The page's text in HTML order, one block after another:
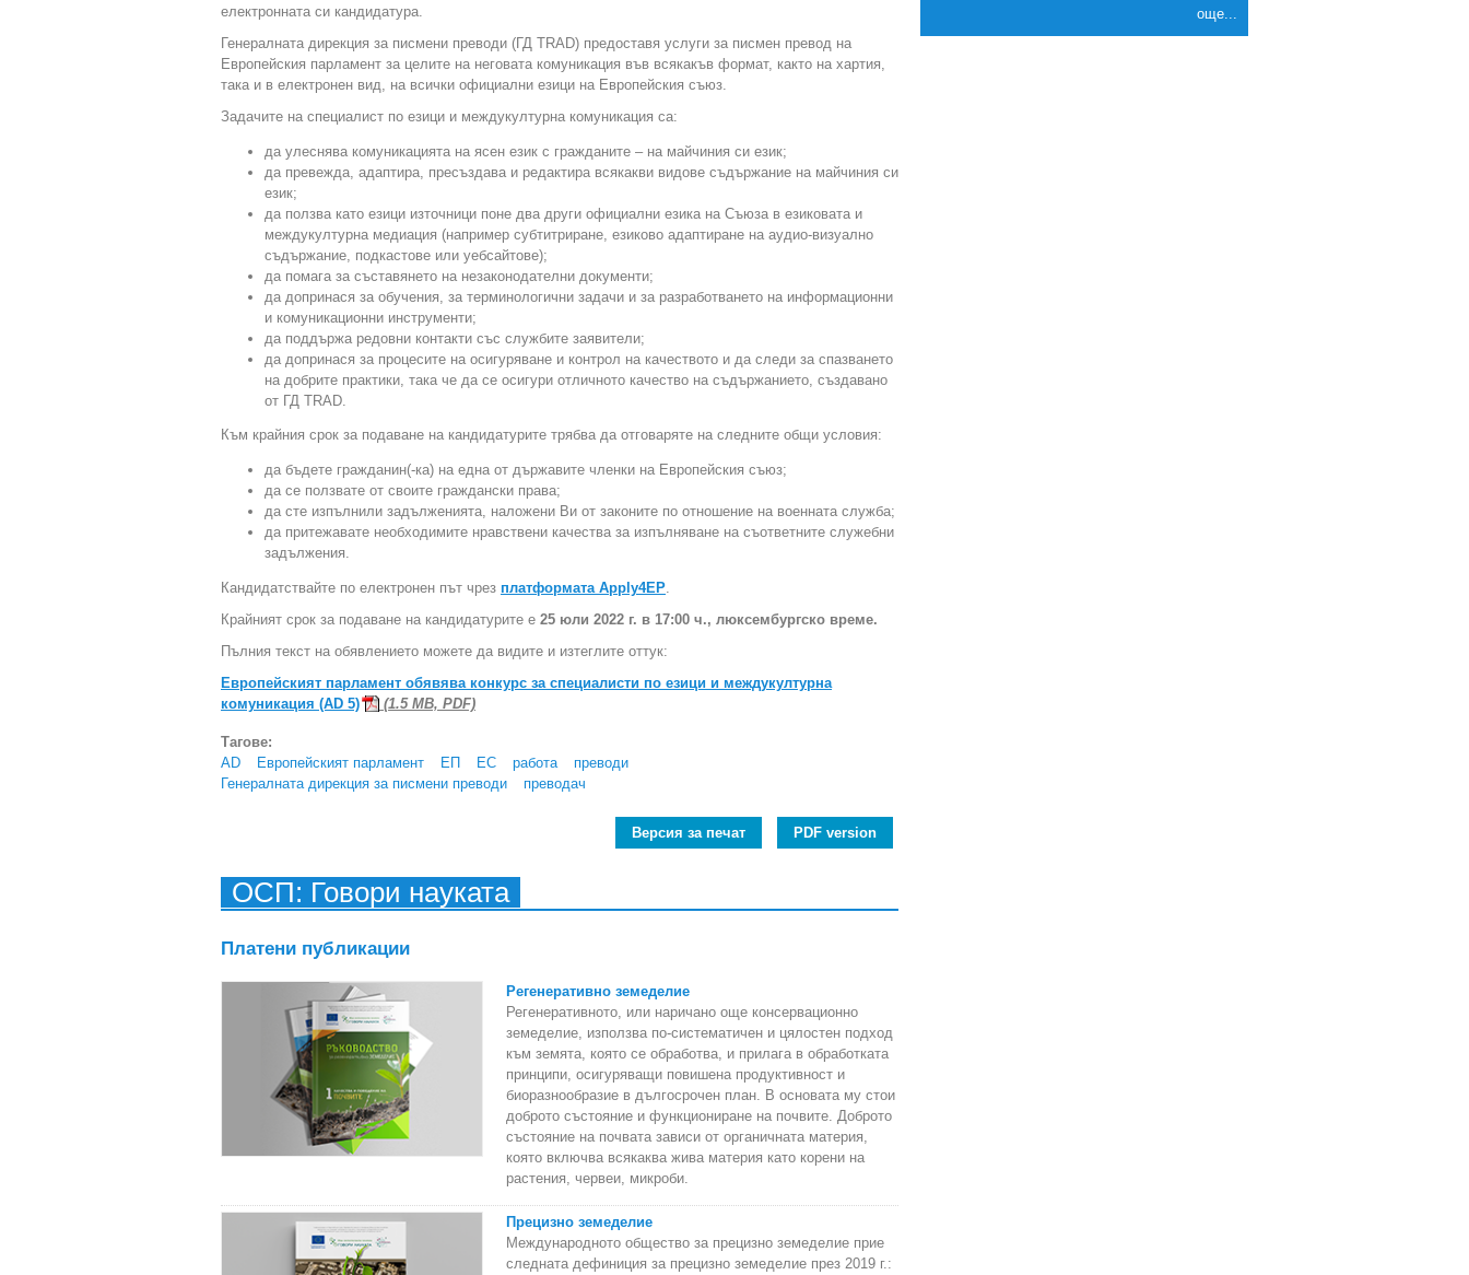
електронната си кандидатура.
Генералната дирекция за писмени преводи (ГД TRAD) предоставя услуги за писмен превод на
Европейския парламент за целите на неговата комуникация във всякакъв формат, както на хартия,
така и в електронен вид, на всички официални езици на Европейския съюз.
Задачите на специалист по езици и междукултурна комуникация са:
да улеснява комуникацията на ясен език с гражданите – на майчиния си език;
да превежда, адаптира, пресъздава и редактира всякакви видове съдържание на майчиния си
език;
да ползва като езици източници поне два други официални езика на Съюза в езиковата и
междукултурна медиация (например субтитриране, езиково адаптиране на аудио-визуално
съдържание, подкастове или уебсайтове);
да помага за съставянето на незаконодателни документи;
да допринася за обучения, за терминологични задачи и за разработването на информационни
и комуникационни инструменти;
да поддържа редовни контакти със службите заявители;
да допринася за процесите на осигуряване и контрол на качеството и да следи за спазването
на добрите практики, така че да се осигури отличното качество на съдържанието, създавано
от ГД TRAD.
Към крайния срок за подаване на кандидатурите трябва да отговаряте на следните общи условия:
да бъдете гражданин(-ка) на една от държавите членки на Европейския съюз;
да се ползвате от своите граждански права;
да сте изпълнили задълженията, наложени Ви от законите по отношение на военната служба;
да притежавате необходимите нравствени качества за изпълняване на съответните служебни
задължения.
Кандидатствайте по електронен път чрез платформата Apply4EP.
Крайният срок за подаване на кандидатурите е 25 юли 2022 г. в 17:00 ч., люксембургско време.
Пълния текст на обявлението можете да видите и изтеглите оттук:
Европейският парламент обявява конкурс за специалисти по езици и междукултурна
комуникация (AD 5)
(1.5 MB, PDF)
Тагове:
AD
Европейският парламент ЕП ЕС работа
преводи
Генералната дирекция за писмени преводи
преводач
Версия за печат PDF version
ОСП: Говори науката
Платени публикации
Регенеративно земеделие
Регенеративното, или наричано още консервационно
земеделие, използва по-систематичен и цялостен подход
към земята, която се обработва, и прилага в обработката
принципи, осигуряващи повишена продуктивност и
биоразнообразие в дългосрочен план. В основата му стои
доброто състояние и функциониране на почвите. Доброто
състояние на почвата зависи от органичната материя,
която включва всякаква жива материя като корени на
растения, червеи, микроби.
Прецизно земеделие
Международното общество за прецизно земеделие прие
следната дефиниция за прецизно земеделие през 2019 г.:
още...